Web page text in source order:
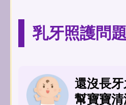
乳牙照護問
還沒長
幫寶寶清